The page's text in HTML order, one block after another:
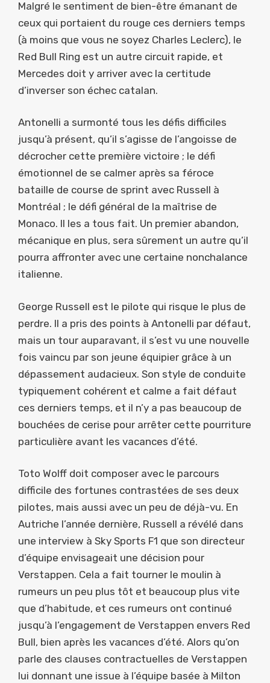
Malgré le sentiment de bien-être émanant de
ceux qui portaient du rouge ces derniers temps
(à moins que vous ne soyez Charles Leclerc), le
Red Bull Ring est un autre circuit rapide, et
Mercedes doit y arriver avec la certitude
d’inverser son échec catalan.
Antonelli a surmonté tous les défis difficiles
jusqu’à présent, qu’il s’agisse de l’angoisse de
décrocher cette première victoire ; le défi
émotionnel de se calmer après sa féroce
bataille de course de sprint avec Russell à
Montréal ; le défi général de la maîtrise de
Monaco. Il les a tous fait. Un premier abandon,
mécanique en plus, sera sûrement un autre qu’il
pourra affronter avec une certaine nonchalance
italienne.
George Russell est le pilote qui risque le plus de
perdre. Il a pris des points à Antonelli par défaut,
mais un tour auparavant, il s’est vu une nouvelle
fois vaincu par son jeune équipier grâce à un
dépassement audacieux. Son style de conduite
typiquement cohérent et calme a fait défaut
ces derniers temps, et il n’y a pas beaucoup de
bouchées de cerise pour arrêter cette pourriture
particulière avant les vacances d’été.
Toto Wolff doit composer avec le parcours
difficile des fortunes contrastées de ses deux
pilotes, mais aussi avec un peu de déjà-vu. En
Autriche l’année dernière, Russell a révélé dans
une interview à Sky Sports F1 que son directeur
d’équipe envisageait une décision pour
Verstappen. Cela a fait tourner le moulin à
rumeurs un peu plus tôt et beaucoup plus vite
que d’habitude, et ces rumeurs ont continué
jusqu’à l’engagement de Verstappen envers Red
Bull, bien après les vacances d’été. Alors qu’on
parle des clauses contractuelles de Verstappen
lui donnant une issue à l’équipe basée à Milton